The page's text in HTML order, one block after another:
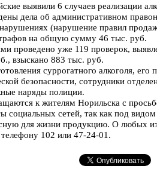
выявили 6 случаев реализации
дела об административном
(нарушение правил
на общую сумму 46 тыс. руб.
проведено уже 119 проверок,
взыскано 883 тыс. руб.
суррогатного алкоголя,
безопасности, сотрудники
наряды полиции.
к жителям Норильска с
социальных сетей, так как под
для жизни продукцию. О любых
102 или 47-24-01.